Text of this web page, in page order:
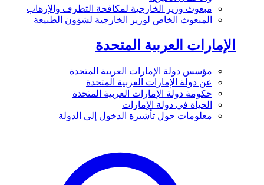
مبعوث وزير الخارجية لمكافحة التطرف والإرهاب
المبعوث الخاص لوزير الخارجية لشؤون الطبيعة
الإمارات العربية المتحدة
مؤسس دولة الإمارات العربية المتحدة
عن دولة الإمارات العربية المتحدة
حكومة دولة الإمارات العربية المتحدة
الحياة في دولة الإمارات
معلومات حول تأشيرة الدخول إلى الدولة